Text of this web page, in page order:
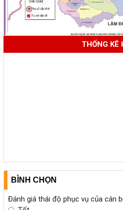
THỐNG KÊ
BÌNH CHỌN
Đánh giá thái độ phục vụ của cán